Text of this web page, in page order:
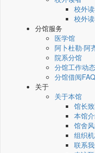
校外
校外
分馆服务
医学馆
阿卜杜勒·阿
院系分馆
分馆工作动态
分馆借阅FAQ
关于
关于本馆
馆长
本馆
馆舍
组织
联系